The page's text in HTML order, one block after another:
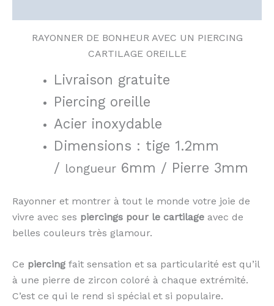
RAYONNER DE BONHEUR AVEC UN PIERCING
CARTILAGE OREILLE
Livraison gratuite
Piercing oreille
Acier inoxydable
Dimensions : tige 1.2mm
/ longueur 6mm / Pierre 3mm
Rayonner et montrer à tout le monde votre joie de
vivre avec ses piercings pour le cartilage avec de
belles couleurs très glamour.
Ce piercing fait sensation et sa particularité est qu’il
à une pierre de zircon coloré à chaque extrémité.
C’est ce qui le rend si spécial et si populaire.